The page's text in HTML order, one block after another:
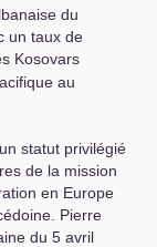
du
un taux de
Kosovars
au
statut privilégié
de la mission
en Europe
Pierre
du 5 avril